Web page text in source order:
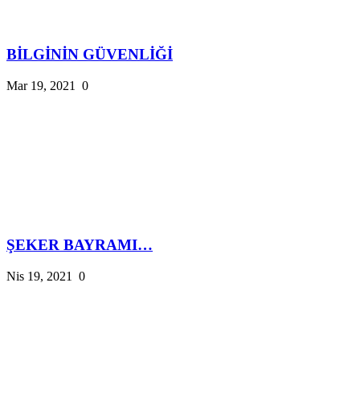
BİLGİNİN GÜVENLİĞİ
Mar 19, 2021 0
ŞEKER BAYRAMI…
Nis 19, 2021 0